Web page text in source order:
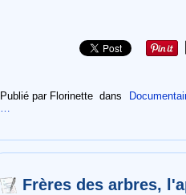
Publié par Florinette dans
…
Frères des arbres,